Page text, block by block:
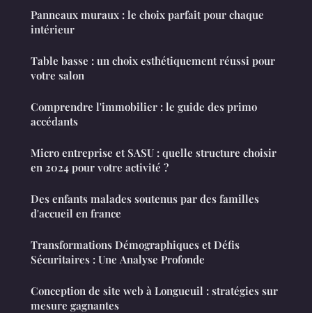
Panneaux muraux : le choix parfait pour chaque
intérieur
Table basse : un choix esthétiquement réussi pour
votre salon
Comprendre l'immobilier : le guide des primo
accédants
Micro entreprise et SASU : quelle structure choisir
en 2024 pour votre activité ?
Des enfants malades soutenus par des familles
d'accueil en france
Transformations Démographiques et Défis
Sécuritaires : Une Analyse Profonde
Conception de site web à Longueuil : stratégies sur
mesure gagnantes